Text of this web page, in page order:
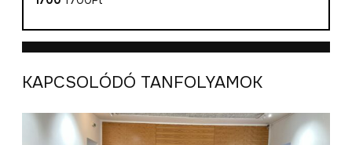
KAPCSOLÓDÓ TANFOLYAMOK